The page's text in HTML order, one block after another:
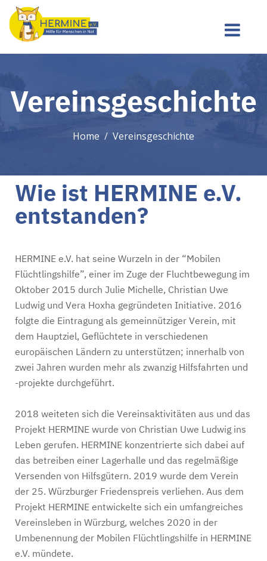
Vereinsgeschichte
Home Vereinsgeschichte
Wie ist HERMINE e.V.
entstanden?
HERMINE e.V. hat seine Wurzeln in der “Mobilen
Flüchtlingshilfe”, einer im Zuge der Fluchtbewegung im
Oktober 2015 durch Julie Michelle, Christian Uwe
Ludwig und Vera Hoxha gegründeten Initiative. 2016
folgte die Eintragung als gemeinnütziger Verein, mit
dem Hauptziel, Geflüchtete in verschiedenen
europäischen Ländern zu unterstützen; innerhalb von
zwei Jahren wurden mehr als zwanzig Hilfsfahrten und
-projekte durchgeführt.
2018 weiteten sich die Vereinsaktivitäten aus und das
Projekt HERMINE wurde von Christian Uwe Ludwig ins
Leben gerufen. HERMINE konzentrierte sich dabei auf
das betreiben einer Lagerhalle und das regelmäßige
Versenden von Hilfsgütern. 2019 wurde dem Verein
der 25. Würzburger Friedenspreis verliehen. Aus dem
Projekt HERMINE entwickelte sich ein umfangreiches
Vereinsleben in Würzburg, welches 2020 in der
Umbenennung der Mobilen Flüchtlingshilfe in HERMINE
e.V. mündete.